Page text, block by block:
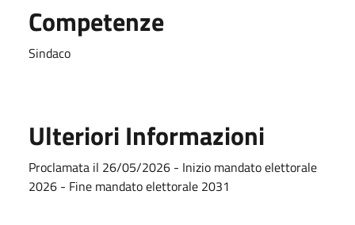
Competenze
Sindaco
Ulteriori Informazioni
Proclamata il 26/05/2026 - Inizio mandato elettorale
2026 - Fine mandato elettorale 2031